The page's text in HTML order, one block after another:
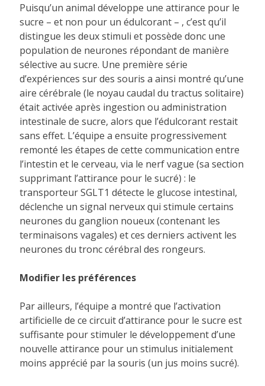
Puisqu’un animal développe une attirance pour le
sucre – et non pour un édulcorant – , c’est qu’il
distingue les deux stimuli et possède donc une
population de neurones répondant de manière
sélective au sucre. Une première série
d’expériences sur des souris a ainsi montré qu’une
aire cérébrale (le noyau caudal du tractus solitaire)
était activée après ingestion ou administration
intestinale de sucre, alors que l’édulcorant restait
sans effet. L’équipe a ensuite progressivement
remonté les étapes de cette communication entre
l’intestin et le cerveau, via le nerf vague (sa section
supprimant l’attirance pour le sucré) : le
transporteur SGLT1 détecte le glucose intestinal,
déclenche un signal nerveux qui stimule certains
neurones du ganglion noueux (contenant les
terminaisons vagales) et ces derniers activent les
neurones du tronc cérébral des rongeurs.
Modifier les préférences
Par ailleurs, l’équipe a montré que l’activation
artificielle de ce circuit d’attirance pour le sucre est
suffisante pour stimuler le développement d’une
nouvelle attirance pour un stimulus initialement
moins apprécié par la souris (un jus moins sucré).